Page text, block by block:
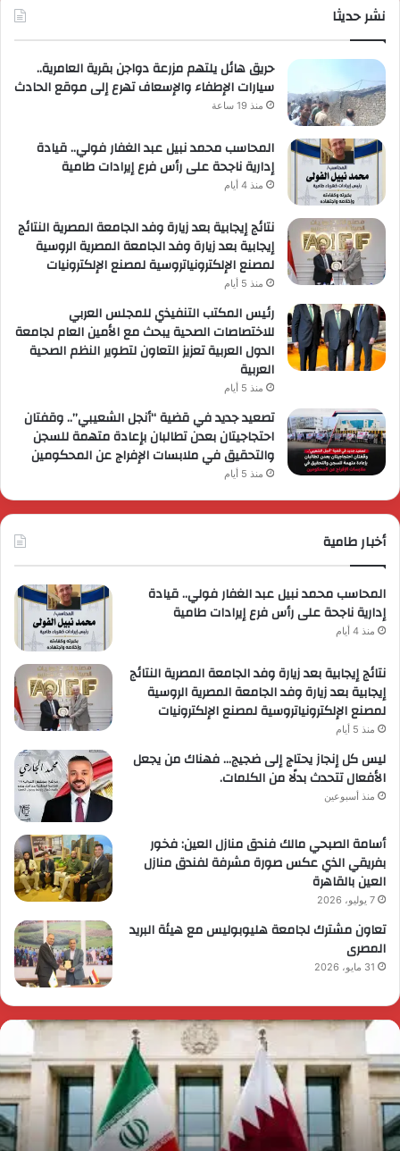
نشر حديثا
حريق هائل يلتهم مزرعة دواجن بقرية العامرية..
سيارات الإطفاء والإسعاف تهرع إلى موقع الحادث
منذ 19 ساعة
المحاسب محمد نبيل عبد الغفار فولي.. قيادة
إدارية ناجحة على رأس فرع إيرادات طامية
منذ 4 أيام
نتائج إيجابية بعد زيارة وفد الجامعة المصرية النتائج
إيجابية بعد زيارة وفد الجامعة المصرية الروسية
لمصنع الإلكترونياتروسية لمصنع الإلكترونيات
منذ 5 أيام
رئيس المكتب التنفيذي للمجلس العربي
للاختصاصات الصحية يبحث مع الأمين العام لجامعة
الدول العربية تعزيز التعاون لتطوير النظم الصحية
العربية
منذ 5 أيام
تصعيد جديد في قضية “أنجل الشعيبي”.. وقفتان
احتجاجيتان بعدن تطالبان بإعادة متهمة للسجن
والتحقيق في ملابسات الإفراج عن المحكومين
منذ 5 أيام
أخبار طامية
المحاسب محمد نبيل عبد الغفار فولي.. قيادة
إدارية ناجحة على رأس فرع إيرادات طامية
منذ 4 أيام
نتائج إيجابية بعد زيارة وفد الجامعة المصرية النتائج
إيجابية بعد زيارة وفد الجامعة المصرية الروسية
لمصنع الإلكترونياتروسية لمصنع الإلكترونيات
منذ 5 أيام
ليس كل إنجاز يحتاج إلى ضجيج… فهناك من يجعل
الأفعال تتحدث بدلًا من الكلمات.
منذ أسبوعين
أسامة الصبحي مالك فندق منازل العين: فخور
بفريقي الذي عكس صورة مشرفة لفندق منازل
العين بالقاهرة
7 يوليو، 2026
تعاون مشترك لجامعة هليوبوليس مع هيئة البريد
المصرى
31 مايو، 2026
الحرس
يخـ
ـترق
البحرين!
القصة
الكاملة